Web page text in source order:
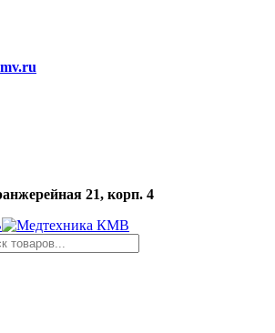
21, корп. 4